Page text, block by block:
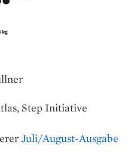
Step Initiative
Juli/August-Ausgabe